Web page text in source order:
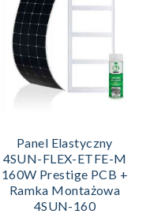
Panel Elastyczny
4SUN-FLEX-ETFE-M
160W Prestige PCB +
Ramka Montażowa
4SUN-160